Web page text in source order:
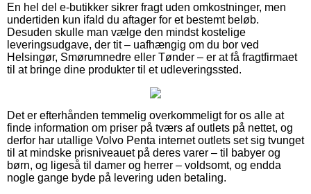
En hel del e-butikker sikrer fragt uden omkostninger, men
undertiden kun ifald du aftager for et bestemt beløb.
Desuden skulle man vælge den mindst kostelige
leveringsudgave, der tit – uafhængig om du bor ved
Helsingør, Smørumnedre eller Tønder – er at få fragtfirmaet
til at bringe dine produkter til et udleveringssted.
Det er efterhånden temmelig overkommeligt for os alle at
finde information om priser på tværs af outlets på nettet, og
derfor har utallige Volvo Penta internet outlets set sig tvunget
til at mindske prisniveauet på deres varer – til babyer og
børn, og ligeså til damer og herrer – voldsomt, og endda
nogle gange byde på levering uden betaling.